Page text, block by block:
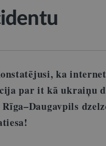
ka
par it kā ukraiņu